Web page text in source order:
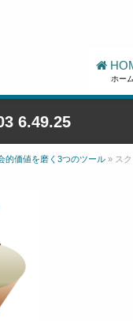
ホーム
6.49.25
的価値を磨く3つのツール » ス